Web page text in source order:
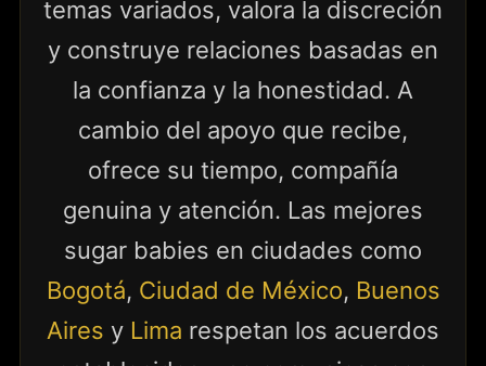
temas variados, valora la discreción
y construye relaciones basadas en
la confianza y la honestidad. A
cambio del apoyo que recibe,
ofrece su tiempo, compañía
genuina y atención. Las mejores
sugar babies en ciudades como
Bogotá, Ciudad de México, Buenos
Aires y Lima respetan los acuerdos